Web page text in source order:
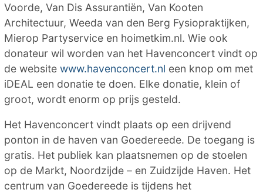
Voorde, Van Dis Assurantiën, Van Kooten
Architectuur, Weeda van den Berg Fysiopraktijken,
Mierop Partyservice en hoimetkim.nl. Wie ook
donateur wil worden van het Havenconcert vindt op
de websitewww.havenconcert.nl een knop om met
iDEAL een donatie te doen. Elke donatie, klein of
groot, wordt enorm op prijs gesteld.
Het Havenconcert vindt plaats op een drijvend
ponton in de haven van Goedereede. De toegang is
gratis. Het publiek kan plaatsnemen op de stoelen
op de Markt, Noordzijde – en Zuidzijde Haven. Het
centrum van Goedereede is tijdens het